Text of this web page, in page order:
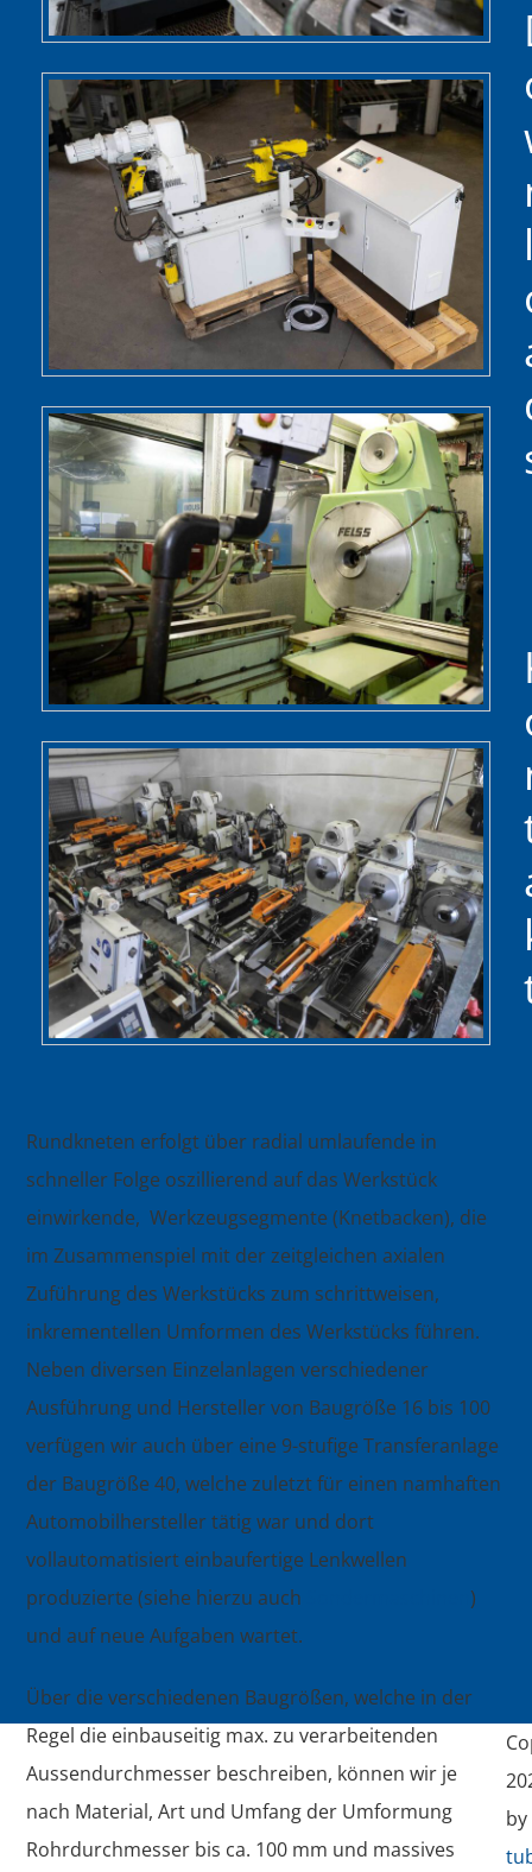
Rundkneten erfolgt über radial umlaufende in
schneller Folge oszillierend auf das Werkstück
einwirkende, Werkzeugsegmente (Knetbacken), die
im Zusammenspiel mit der zeitgleichen axialen
Zuführung des Werkstücks zum schrittweisen,
inkrementellen Umformen des Werkstücks führen.
Neben diversen Einzelanlagen verschiedener
Ausführung und Hersteller von Baugröße 16 bis 100
verfügen wir auch über eine 9-stufige Transferanlage
der Baugröße 40, welche zuletzt für einen namhaften
Automobilhersteller tätig war und dort
vollautomatisiert einbaufertige Lenkwellen
produzierte (siehe hierzu auch
)
und auf neue Aufgaben wartet.
Über die verschiedenen Baugrößen, welche in der
Regel die einbauseitig max. zu verarbeitenden
Aussendurchmesser beschreiben, können wir je
nach Material, Art und Umfang der Umformung
Rohrdurchmesser bis ca. 100 mm und massives
by